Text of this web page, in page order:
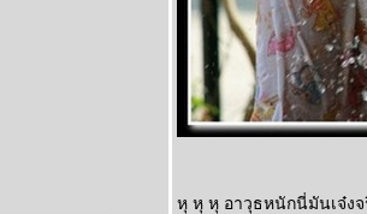
หุ หุ หุ อาวุธหนักนี่มันเจ๋ง